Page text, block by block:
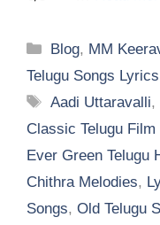
Categories
Blog, MM
Telugu Songs Lyrics
Tags
Aadi Uttaravalli,
Classic Telugu Film
Ever Green Telugu
Chithra Melodies,
Songs, Old Telugu